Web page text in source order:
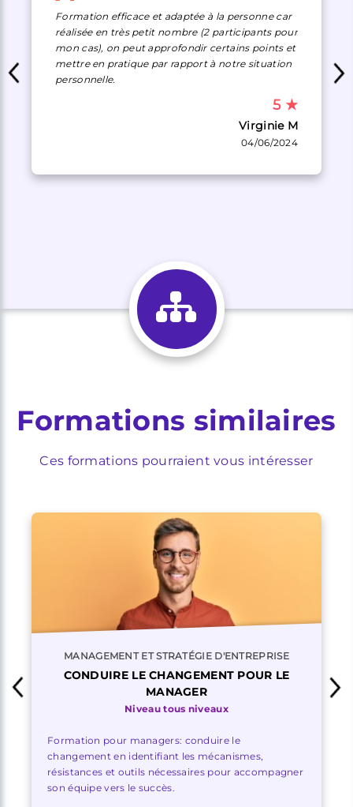
Formation efficace et adaptée à la personne car
réalisée en très petit nombre (2 participants pour
mon cas), on peut approfondir certains points et
mettre en pratique par rapport à notre situation
personnelle.
5 ★
Virginie M
04/06/2024
Formations similaires
Ces formations pourraient vous intéresser
MANAGEMENT ET STRATÉGIE D'ENTREPRISE
CONDUIRE LE CHANGEMENT POUR LE
MANAGER
Niveau tous niveaux
Formation pour managers: conduire le
changement en identifiant les mécanismes,
résistances et outils nécessaires pour accompagner
son équipe vers le succès.